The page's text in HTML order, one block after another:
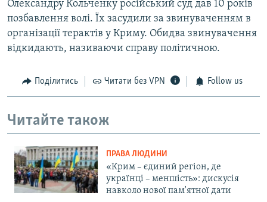
Олександру Кольченку російський суд дав 10 років
позбавлення волі. Їх засудили за звинуваченням в
організації терактів у Криму. Обидва звинувачення
відкидають, називаючи справу політичною.
Поділитись Читати без VPN Follow us
Читайте також
ПРАВА ЛЮДИНИ
«Крим – єдиний регіон, де
українці – меншість»: дискусія
навколо нової пам'ятної дати